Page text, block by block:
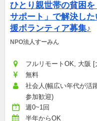
ひとり親世帯の貧困を
サポート」で解決し
援ボランティア募集♪
NPO法人すーみん
フルリモートOK, 大阪 [
無料
社会人(幅広い年代が活
参加歓迎)
週0~1回
半年からOK